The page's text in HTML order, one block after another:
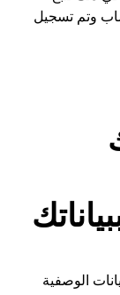
وتم تسجيل
الوصفية